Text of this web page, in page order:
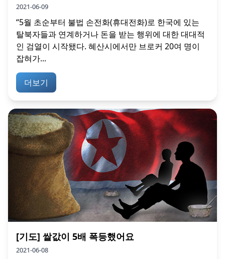
2021-06-09
“5월 초순부터 불법 손전화(휴대전화)로 한국에 있는
탈북자들과 연계하거나 돈을 받는 행위에 대한 대대적
인 검열이 시작됐다. 혜산시에서만 브로커 20여 명이
잡혀가...
더보기
[기도] 쌀값이 5배 폭등했어요
2021-06-08